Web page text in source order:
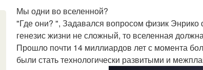
Мы одни во вселенной?
"Где они? ", Задавался вопросом физик
генезис жизни не сложный, то вселенная
Прошло почти 14 миллиардов лет с момента
были стать технологически развитыми и